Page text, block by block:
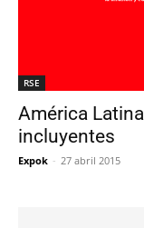
RSE
América
incluyentes
Expok - 27 abril 2015